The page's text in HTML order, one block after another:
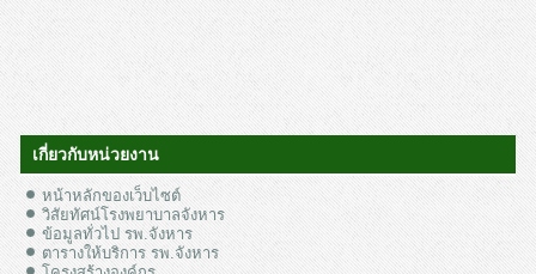
เกี่ยวกับหน่วยงาน
หน้าหลักของเว็บไซต์
วิสัยทัศน์โรงพยาบาลจังหาร
ข้อมูลทั่วไป รพ.จังหาร
ตารางให้บริการ รพ.จังหาร